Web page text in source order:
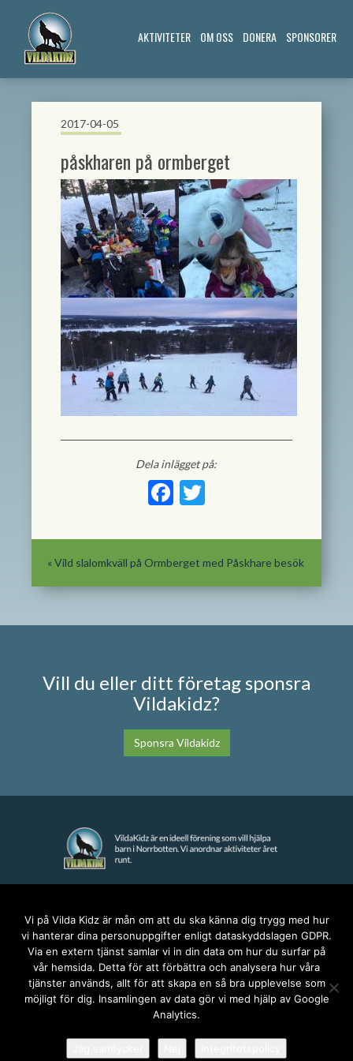
AKTIVITETER OM OSS DONERA SPONSORER
2017-04-05
påskharen på ormberget
Dela inlägget på:
Facebook
Twitter
« Vild slalomkväll på Ormberget med Påskhare besök
Vill du eller ditt företag sponsra
Vildakidz?
Sponsra Vildakidz
anna@vildakidz.se
076-7755068
Integritetspolicy
SOCIALA MEDIER
Vi på Vilda Kidz är mån om att du ska känna dig trygg med hur
vi hanterar dina personuppgifter enligt dataskyddslagen GDPR.
Via en extern tjänst samlar vi in din data om hur du surfar på
vår hemsida. Detta för att förbättra och analysera hur våra
tjänster används, allt för att skapa en så bra upplevelse som
möjligt för dig. Insamlingen av data gör vi med hjälp av Google
Analytics.